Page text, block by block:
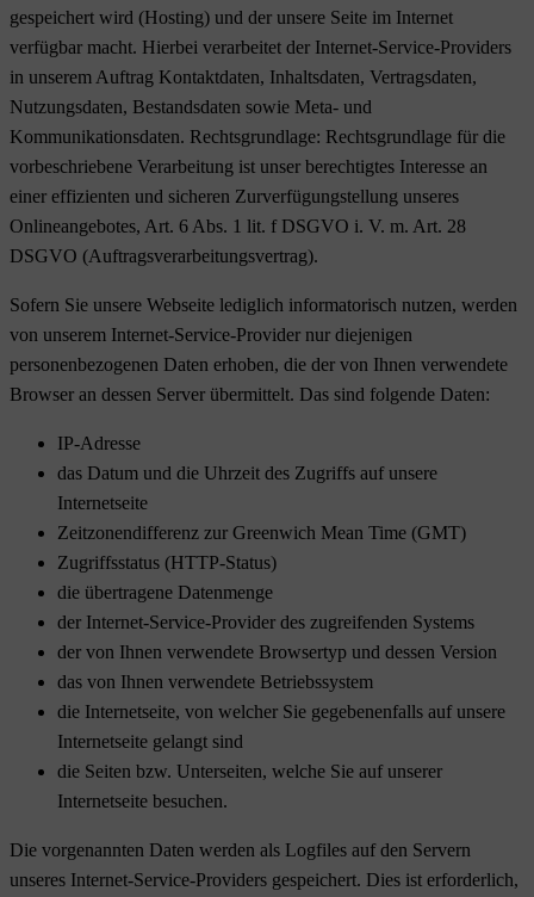
gespeichert wird (Hosting) und der unsere Seite im Internet
verfügbar macht. Hierbei verarbeitet der Internet-Service-Providers
in unserem Auftrag Kontaktdaten, Inhaltsdaten, Vertragsdaten,
Nutzungsdaten, Bestandsdaten sowie Meta- und
Kommunikationsdaten. Rechtsgrundlage: Rechtsgrundlage für die
vorbeschriebene Verarbeitung ist unser berechtigtes Interesse an
einer effizienten und sicheren Zurverfügungstellung unseres
Onlineangebotes, Art. 6 Abs. 1 lit. f DSGVO i. V. m. Art. 28
DSGVO (Auftragsverarbeitungsvertrag).
Sofern Sie unsere Webseite lediglich informatorisch nutzen, werden
von unserem Internet-Service-Provider nur diejenigen
personenbezogenen Daten erhoben, die der von Ihnen verwendete
Browser an dessen Server übermittelt. Das sind folgende Daten:
IP-Adresse
das Datum und die Uhrzeit des Zugriffs auf unsere
Internetseite
Zeitzonendifferenz zur Greenwich Mean Time (GMT)
Zugriffsstatus (HTTP-Status)
die übertragene Datenmenge
der Internet-Service-Provider des zugreifenden Systems
der von Ihnen verwendete Browsertyp und dessen Version
das von Ihnen verwendete Betriebssystem
die Internetseite, von welcher Sie gegebenenfalls auf unsere
Internetseite gelangt sind
die Seiten bzw. Unterseiten, welche Sie auf unserer
Internetseite besuchen.
Die vorgenannten Daten werden als Logfiles auf den Servern
unseres Internet-Service-Providers gespeichert. Dies ist erforderlich,